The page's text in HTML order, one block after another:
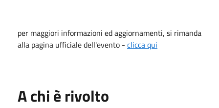
per maggiori informazioni ed aggiornamenti, si rimanda
alla pagina ufficiale dell'evento - clicca qui
A chi è rivolto